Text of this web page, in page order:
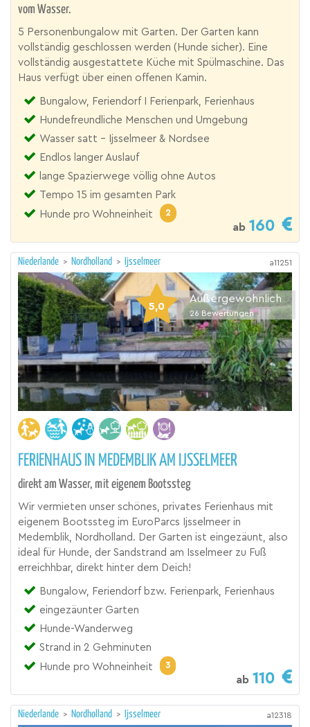
vom Wasser.
5 Personenbungalow mit Garten. Der Garten kann
vollständig geschlossen werden (Hunde sicher). Eine
vollständig ausgestattete Küche mit Spülmaschine. Das
Haus verfügt über einen offenen Kamin.
Bungalow, Feriendorf I Ferienpark, Ferienhaus
Hundefreundliche Menschen und Umgebung
Wasser satt - Ijsselmeer & Nordsee
Endlos langer Auslauf
lange Spazierwege völlig ohne Autos
Tempo 15 im gesamten Park
Hunde pro Wohneinheit
2
ab 160
Niederlande > Nordholland > Ijsselmeer a11251
5,0
Außergewöhnlich
26 Bewertungen
FERIENHAUS IN MEDEMBLIK AM IJSSELMEER
direkt am Wasser, mit eigenem Bootssteg
Wir vermieten unser schönes, privates Ferienhaus mit
eigenem Bootssteg im EuroParcs Ijsselmeer in
Medemblik, Nordholland. Der Garten ist eingezäunt, also
ideal für Hunde, der Sandstrand am Isselmeer zu Fuß
erreichhbar, direkt hinter dem Deich!
Bungalow, Feriendorf bzw. Ferienpark, Ferienhaus
eingezäunter Garten
Hunde-Wanderweg
Strand in 2 Gehminuten
Hunde pro Wohneinheit
3
ab 110
Niederlande > Nordholland > Ijsselmeer a12318